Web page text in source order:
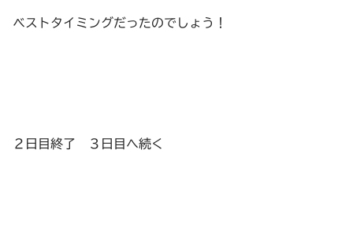
ベストタイミングだったのでしょう！
２日目終了 ３日目へ続く